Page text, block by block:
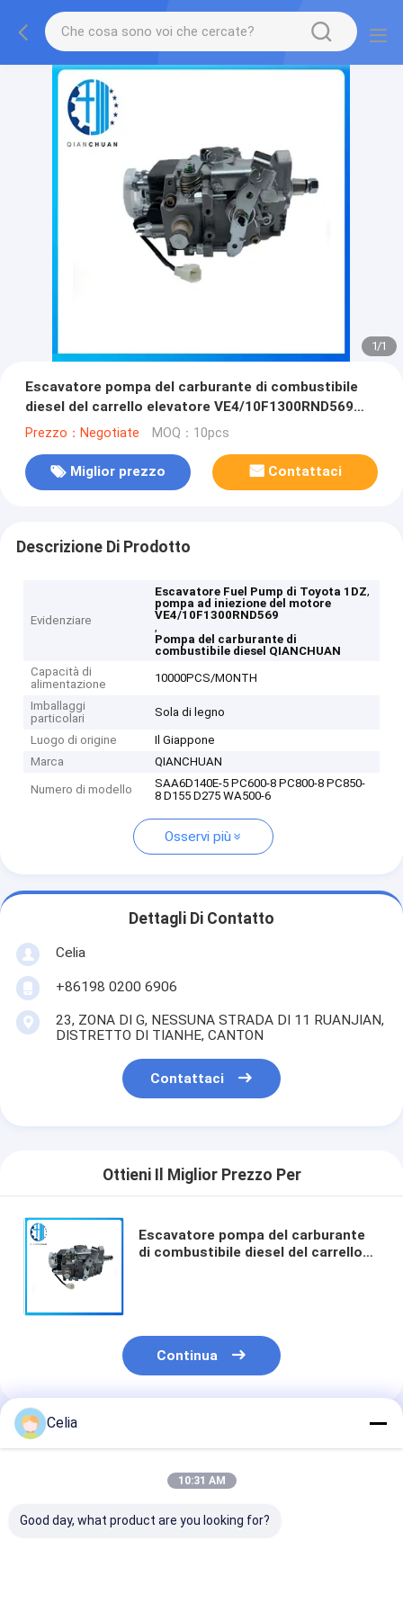
1/1
Escavatore pompa del carburante di combustibile
diesel del carrello elevatore VE4/10F1300RND569
1DZ di Fuel Pump di Toyota 1DZ
Prezzo：Negotiate MOQ：10pcs
Miglior prezzo Contattaci
Descrizione Di Prodotto
Evidenziare
Escavatore Fuel Pump di Toyota 1DZ,
pompa ad iniezione del motore
VE4/10F1300RND569
,
Pompa del carburante di
combustibile diesel QIANCHUAN
Capacità di
alimentazione
10000PCS/MONTH
Imballaggi
particolari
Sola di legno
Luogo di origine
Il Giappone
Marca
QIANCHUAN
Numero di modello
SAA6D140E-5 PC600-8 PC800-8 PC850-
8 D155 D275 WA500-6
Osservi più
Dettagli Di Contatto
Celia
+86198 0200 6906
23, ZONA DI G, NESSUNA STRADA DI 11 RUANJIAN,
DISTRETTO DI TIANHE, CANTON
Contattaci
Ottieni Il Miglior Prezzo Per
Escavatore pompa del carburante
di combustibile diesel del carrello
Continua
Prodotti Raccomandati
Celia
10:31 AM
Good day, what product are you looking for?